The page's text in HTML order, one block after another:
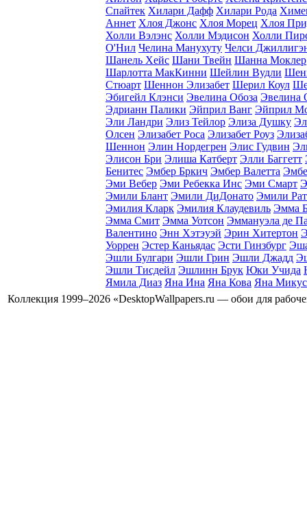
Спайтек Хилари Дафф Хилари Рода
Аннет Хлоя Джонс Хлоя Морец Хлоя
Холли Вэлэнс Холли Мэдисон Холли
O'Нил Челина Манухуту Челси
Шанель Хейс Шани Твейн Шанна Моклер
Шарлотта МакКинни Шейлин Вудли
Стюарт Шеннон Элизабет Шерил Коул
Эбигейл Клэнси Эвелина Обоза Эвелина
Эдрианн Палики Эйприл Ванг Эйприл
Эли Ландри Элиз Тейлор Элиза Душку
Олсен Элизабет Роса Элизабет Роуз
Шеннон Элин Нордегрен Элис Гудвин
Элисон Бри Элиша Катберт Элли Баггетт
Бенитес Эмбер Бркич Эмбер Валетта
Эми Вебер Эми Ребекка Инс Эми Смарт
Эмили Блант Эмили ДиДонато Эмили
Эмилия Кларк Эмилия Клаудевиль Эмма
Эмма Смит Эмма Уотсон Эммануэла де
Валентино Энн Хэтэуэй Эрин Хитертон
Уоррен Эстер Каньядаc Эсти Гинзбург
Эшли Булгари Эшли Грин Эшли Джадд
Эшли Тисдейл Эшлинн Брук Юки Учида
Ямила Диаз Яна Ина Яна Кова Яна
Коллекция 1999–2026 «DesktopWallpapers.ru — обои для